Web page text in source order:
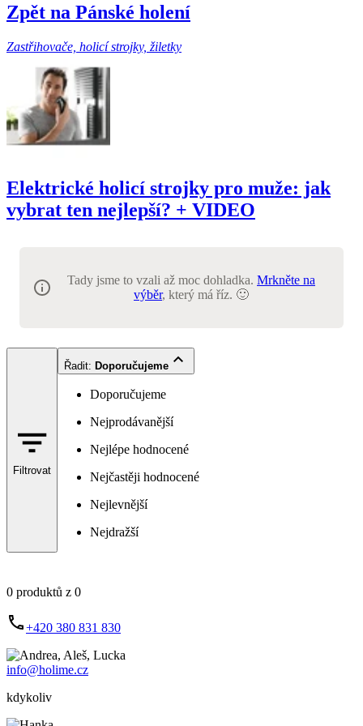
Zpět na Pánské holení
Zastřihovače, holicí strojky, žiletky
Elektrické holicí strojky pro muže: jak
vybrat ten nejlepší? + VIDEO
Tady jsme to vzali až moc dohladka. Mrkněte na
výběr, který má říz. 🙂
Filtrovat
Řadit: Doporučujeme
Doporučujeme
Nejprodávanější
Nejlépe hodnocené
Nejčastěji hodnocené
Nejlevnější
Nejdražší
0 produktů z 0
+420 380 831 830
info@holime.cz
kdykoliv